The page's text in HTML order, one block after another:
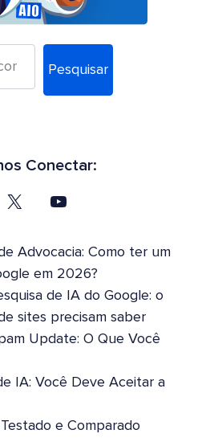
Pesquisar
Conectar:
Advocacia: Como ter um
em 2026?
de IA do Google: o
sites precisam saber
Update: O Que Você
IA: Você Deve Aceitar a
e Comparado